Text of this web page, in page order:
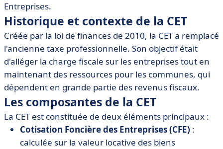
• Impact de la CET sur les entreprises
• Outils et logiciels pour optimiser la gestion de la CET
• Ressources supplémentaires et références
Entreprises.
Historique et contexte de la CET
Créée par la loi de finances de 2010, la CET a remplacé
l'ancienne taxe professionnelle. Son objectif était
d'alléger la charge fiscale sur les entreprises tout en
maintenant des ressources pour les communes, qui
dépendent en grande partie des revenus fiscaux.
Les composantes de la CET
La CET est constituée de deux éléments principaux :
Cotisation Foncière des Entreprises (CFE) :
calculée sur la valeur locative des biens